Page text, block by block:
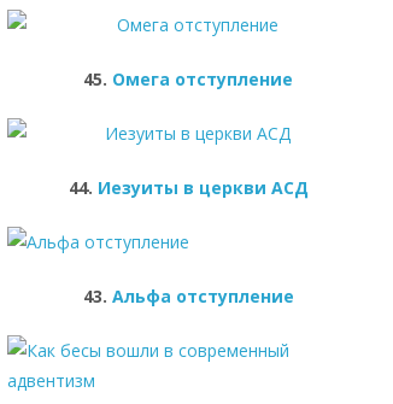
45. Омега отступление
44. Иезуиты в церкви АСД
43. Альфа отступление